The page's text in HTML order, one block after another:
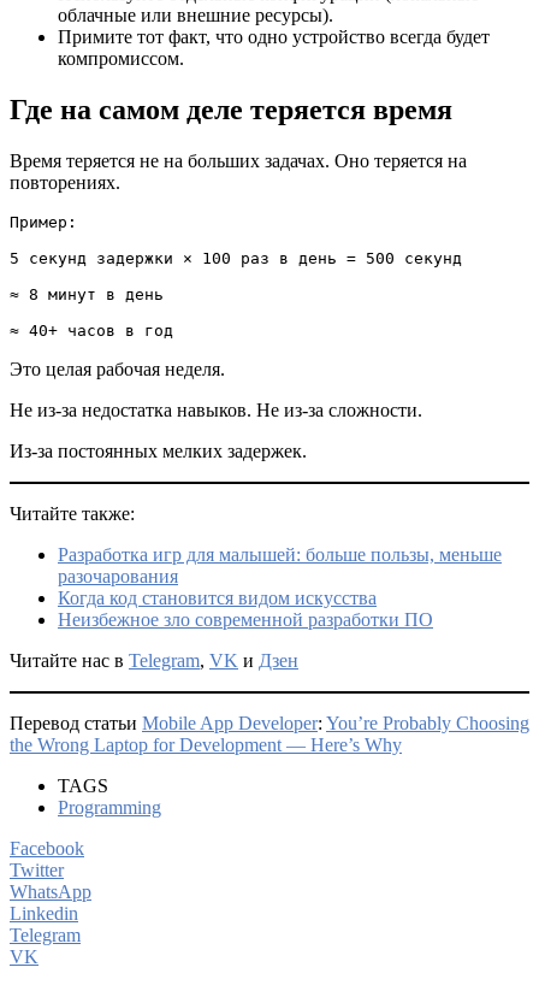
облачные или внешние ресурсы).
Примите тот факт, что одно устройство всегда будет
компромиссом.
Где на самом деле теряется время
Время теряется не на больших задачах. Оно теряется на
повторениях.
Пример:
5 секунд задержки × 100 раз в день = 500 секунд
≈ 8 минут в день
≈ 40+ часов в год
Это целая рабочая неделя.
Не из-за недостатка навыков. Не из-за сложности.
Из-за постоянных мелких задержек.
Читайте также:
Разработка игр для малышей: больше пользы, меньше
разочарования
Когда код становится видом искусства
Неизбежное зло современной разработки ПО
Читайте нас в Telegram, VK и Дзен
Перевод статьи Mobile App Developer: You’re Probably Choosing
the Wrong Laptop for Development — Here’s Why
TAGS
Programming
Facebook
Twitter
WhatsApp
Linkedin
Telegram
VK